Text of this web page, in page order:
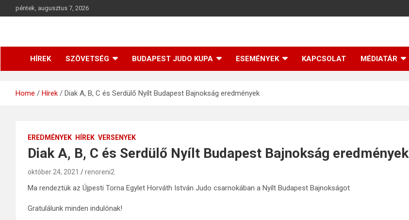
péntek, augusztus 7, 2026
BRJSZ
HÍREK SZÖVETSÉG BUDAPEST JUDO KUPA ESEMÉNYEK KAPCSOLAT MÉDIATÁR
Home Hírek Diak A, B, C és Serdülő Nyílt Budapest Bajnokság eredmények
EREDMÉNYEK HÍREK VERSENYEK
Diak A, B, C és Serdülő Nyílt Budapest Bajnokság eredmények
október 24, 2021 renoreni2
Ma rendeztük az Újpesti Torna Egylet Horváth István Judo csarnokában a Nyílt Budapest Bajnokságot
Gratulálunk minden indulónak!